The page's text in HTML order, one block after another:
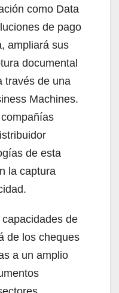
como Data
de pago
ampliará sus
documental
través de una
Machines.
de esta
la captura
de
de los cheques
a un amplio